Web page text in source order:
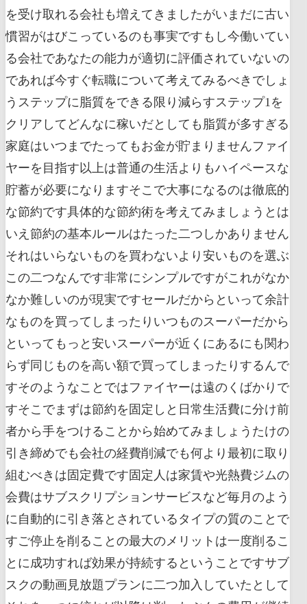
を受け取れる会社も増えてきましたがいまだに古い
慣習がはびこっているのも事実ですもし今働いてい
る会社であなたの能力が適切に評価されていないの
であれば今すぐ転職について考えてみるべきでしょ
うステップに脂質をできる限り減らすステップ1を
クリアしてどんなに稼いだとしても脂質が多すぎる
家庭はいつまでたってもお金が貯まりませんファイ
ヤーを目指す以上は普通の生活よりもハイペースな
貯蓄が必要になりますそこで大事になるのは徹底的
な節約です具体的な節約術を考えてみましょうとは
いえ節約の基本ルールはたった二つしかありません
それはいらないものを買わないより安いものを選ぶ
この二つなんです非常にシンプルですがこれがなか
なか難しいのが現実ですセールだからといって余計
なものを買ってしまったりいつものスーパーだから
といってもっと安いスーパーが近くにあるにも関わ
らず同じものを高い額で買ってしまったりするんで
すそのようなことではファイヤーは遠のくばかりで
すそこでまずは節約を固定しと日常生活費に分け前
者から手をつけることから始めてみましょうたけの
引き締めでも会社の経費削減でも何より最初に取り
組むべきは固定費です固定人は家賃や光熱費ジムの
会費はサブスクリプションサービスなど毎月のよう
に自動的に引き落とされているタイプの質のことで
すご停止を削ることの最大のメリットは一度削るこ
とに成功すれば効果が持続するということですサブ
スクの動画見放題プランに二つ加入していたとして